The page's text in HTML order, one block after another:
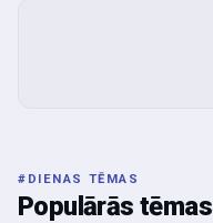
# DIENAS TĒMAS
Populārās tēmas